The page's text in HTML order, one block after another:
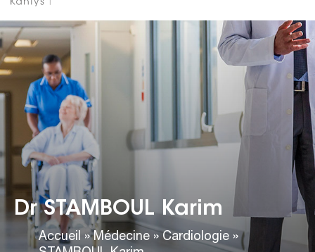
Dr STAMBOUL Karim
Accueil »Médecine » Cardiologie »